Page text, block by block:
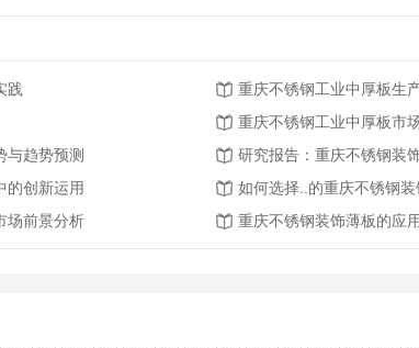
践
重庆不锈钢工业中厚板生
重庆不锈钢工业中厚板市
与趋势预测
研究报告：重庆不锈钢装
的创新运用
如何选择..的重庆不锈钢装
场前景分析
重庆不锈钢装饰薄板的应